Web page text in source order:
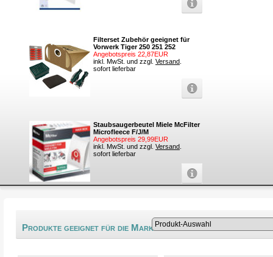
Filterset Zubehör geeignet für
Vorwerk Tiger 250 251 252
Angebotspreis 22,87EUR
inkl. MwSt. und zzgl. Versand
sofort lieferbar
Staubsaugerbeutel Miele McFilter
Microfleece F/J/M
Angebotspreis 29,99EUR
inkl. MwSt. und zzgl. Versand
sofort lieferbar
Produkte geeignet für die Marke Wirbel®